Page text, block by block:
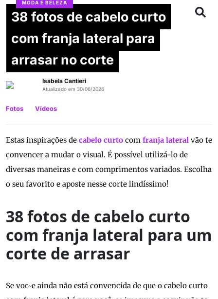
MODA E BELEZA
38 fotos de cabelo curto
com franja lateral para
arrasar no corte
Isabela Cantieri
Atualizado em 30/06/2026
Fotos Vídeos
Estas inspirações de cabelo curto com franja lateral vão te
convencer a mudar o visual. É possível utilizá-lo de
diversas maneiras e com comprimentos variados. Escolha
o seu favorito e aposte nesse corte lindíssimo!
38 fotos de cabelo curto
com franja lateral para um
corte de arrasar
Se voc~e ainda não está convencida de que o cabelo curto